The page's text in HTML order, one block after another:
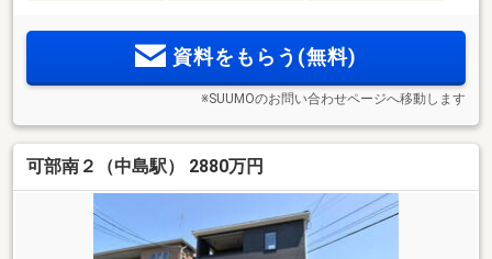
資料をもらう(無料)
※SUUMOのお問い合わせページへ移動します
可部南２（中島駅） 2880万円